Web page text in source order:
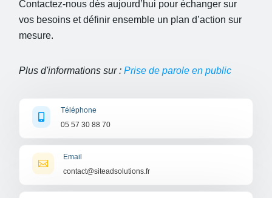
Contactez-nous dès aujourd’hui pour échanger sur
vos besoins et définir ensemble un plan d’action sur
mesure.
Plus d'informations sur :Prise de parole en public
Téléphone
05 57 30 88 70

Email
contact@siteadsolutions.fr